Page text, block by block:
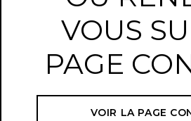
VOUS
PAGE
VOIR LA PAGE